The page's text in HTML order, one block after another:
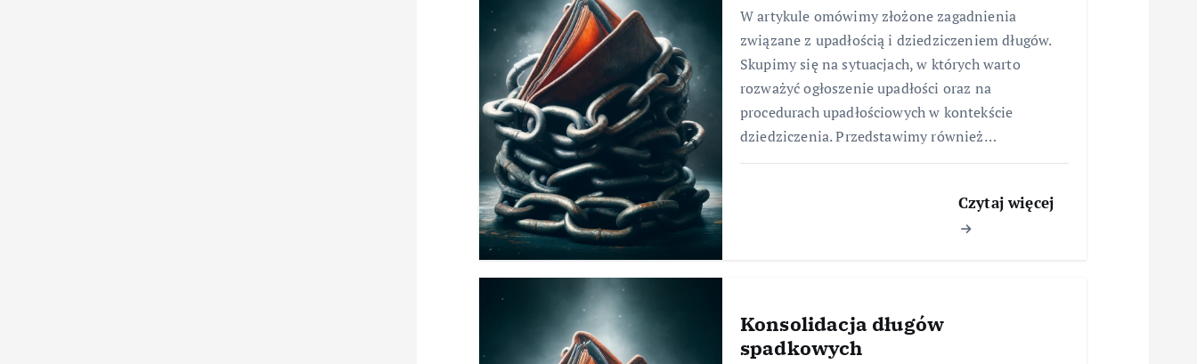
W artykule omówimy złożone zagadnienia
związane z upadłością i dziedziczeniem długów.
Skupimy się na sytuacjach, w których warto
rozważyć ogłoszenie upadłości oraz na
procedurach upadłościowych w kontekście
dziedziczenia. Przedstawimy również…
Czytaj więcej
Konsolidacja długów
spadkowych